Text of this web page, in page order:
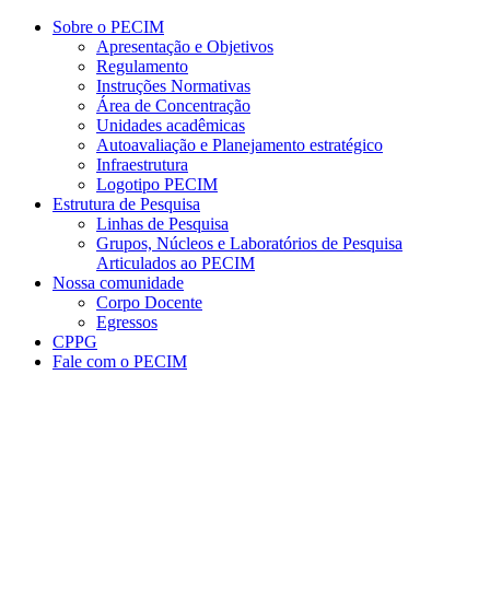
Conteúdo principal Menu principal
Sobre o PECIM
Apresentação e Objetivos
Regulamento
Instruções Normativas
Área de Concentração
Unidades acadêmicas
Autoavaliação e Planejamento estratégico
Infraestrutura
Logotipo PECIM
Estrutura de Pesquisa
Linhas de Pesquisa
Grupos, Núcleos e Laboratórios de Pesquisa
Articulados ao PECIM
Nossa comunidade
Corpo Docente
Egressos
CPPG
Fale com o PECIM